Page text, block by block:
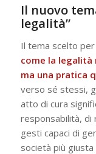
Il nuovo
legalità”
Il tema scelto
come la legalità
ma una pratica
verso sé stessi,
atto di cura
responsabilità, di
gesti capaci di
società più giusta